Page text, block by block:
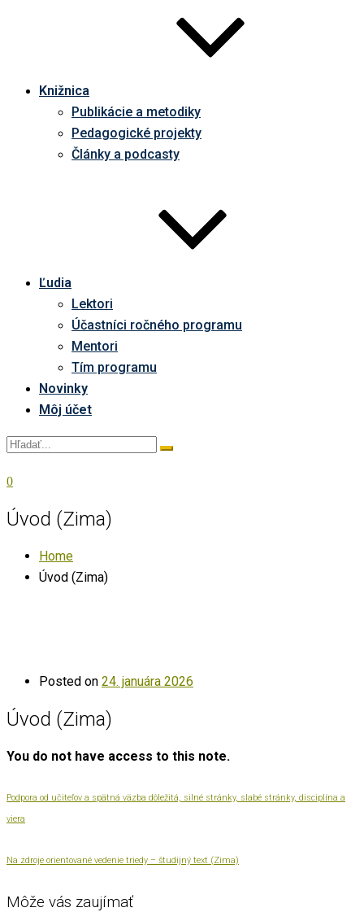
Knižnica
Publikácie a metodiky
Pedagogické projekty
Články a podcasty
Ľudia
Lektori
Účastníci ročného programu
Mentori
Tím programu
Novinky
Môj účet
0
Úvod (Zima)
Home
Úvod (Zima)
Posted on 24. januára 2026
Úvod (Zima)
You do not have access to this note.
Podpora od učiteľov a spätná väzba dôležitá, silné stránky, slabé stránky, disciplína a
viera
Na zdroje orientované vedenie triedy – študijný text (Zima)
Môže vás zaujímať